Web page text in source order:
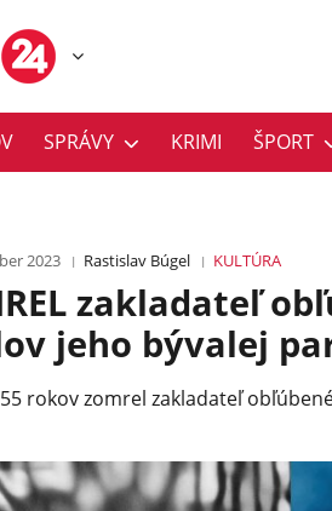
SPRÁVY KRIMI ŠPORT
2023 Rastislav Búgel KULTÚRA
zakladateľ
jeho bývalej
rokov zomrel zakladateľ